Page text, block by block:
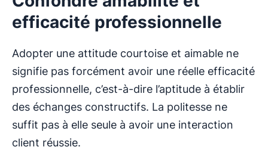
efficacité professionnelle
Adopter une attitude courtoise et aimable ne
signifie pas forcément avoir une réelle efficacité
professionnelle, c’est-à-dire l’aptitude à établir
des échanges constructifs. La politesse ne
suffit pas à elle seule à avoir une interaction
client réussie.